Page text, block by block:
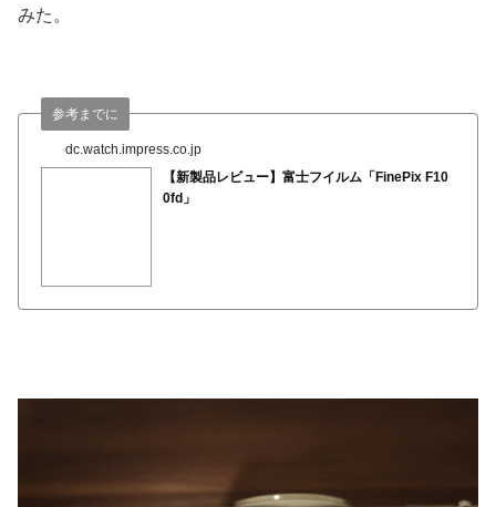
みた。
dc.watch.impress.co.jp
参考までに
【新製品レビュー】富士フイルム「FinePix F10
0fd」